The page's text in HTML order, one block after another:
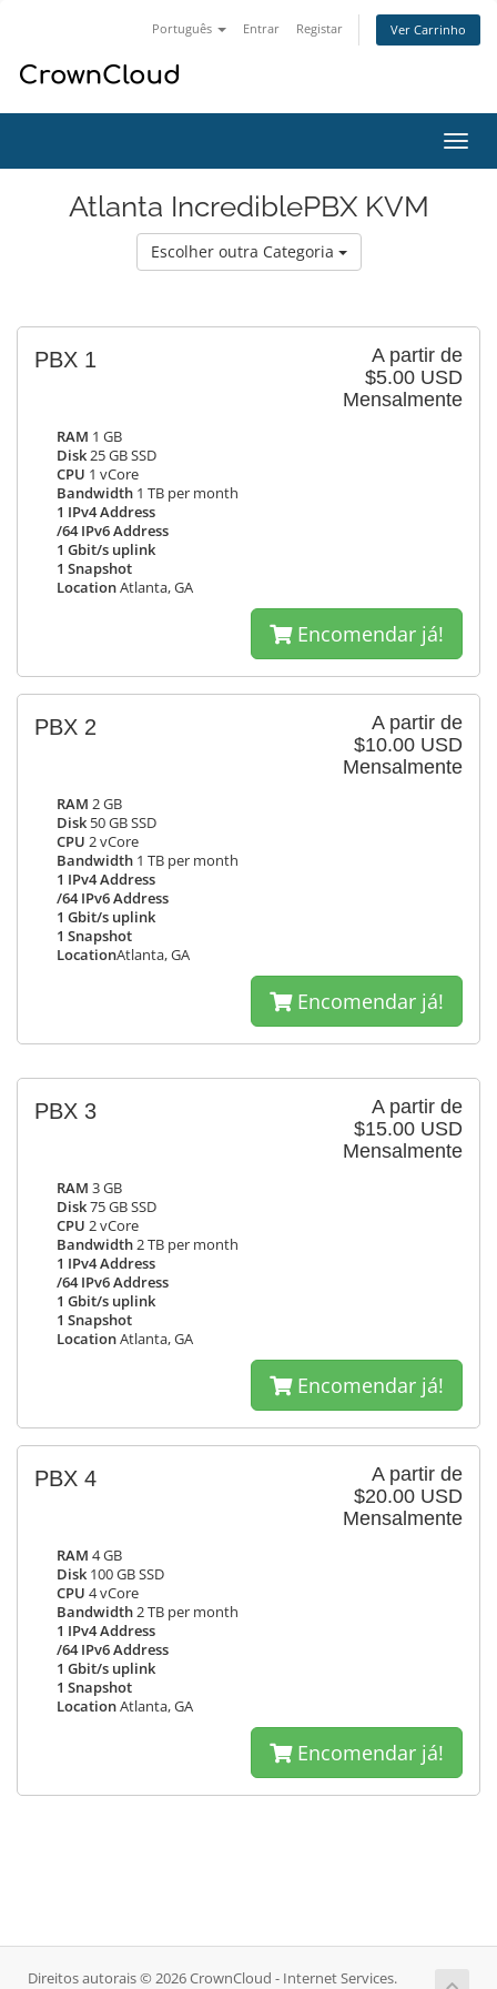
Português Entrar Registar Ver Carrinho
Atlanta IncrediblePBX KVM
Escolher outra Categoria
A partir de
$5.00 USD
Mensalmente
PBX 1
RAM 1 GB
Disk25 GB SSD
CPU 1 vCore
Bandwidth 1 TB per month
1 IPv4 Address
/64 IPv6 Address
1 Gbit/s uplink
1 Snapshot
LocationAtlanta, GA
Encomendar já!
A partir de
$10.00 USD
Mensalmente
PBX 2
RAM 2 GB
Disk 50 GB SSD
CPU 2 vCore
Bandwidth 1 TB per month
1 IPv4 Address
/64 IPv6 Address
1 Gbit/s uplink
1 Snapshot
LocationAtlanta, GA
Encomendar já!
A partir de
$15.00 USD
Mensalmente
PBX 3
RAM 3 GB
Disk75 GB SSD
CPU 2 vCore
Bandwidth2 TB per month
1 IPv4 Address
/64 IPv6 Address
1 Gbit/s uplink
1 Snapshot
LocationAtlanta, GA
Encomendar já!
A partir de
$20.00 USD
Mensalmente
PBX 4
RAM 4 GB
Disk 100 GB SSD
CPU 4 vCore
Bandwidth2 TB per month
1 IPv4 Address
/64 IPv6 Address
1 Gbit/s uplink
1 Snapshot
LocationAtlanta, GA
Encomendar já!
Direitos autorais © 2026 CrownCloud - Internet Services.